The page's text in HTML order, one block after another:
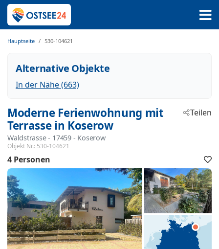
Hauptseite 530-104621
Alternative Objekte
In der Nähe (663)
Moderne Ferienwohnung mit
Terrasse in Koserow
Waldstrasse - 17459 - Koserow
Objekt Nr.: 530-104621
Teilen
4 Personen